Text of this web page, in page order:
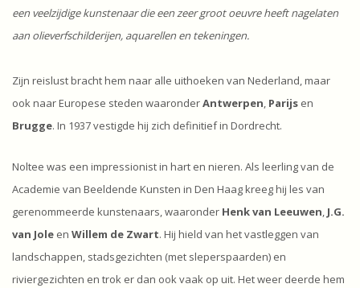
een veelzijdige kunstenaar die een zeer groot oeuvre heeft nagelaten
aan olieverfschilderijen, aquarellen en tekeningen.
Zijn reislust bracht hem naar alle uithoeken van Nederland, maar
ook naar Europese steden waaronderAntwerpen, Parijs en
Brugge. In 1937 vestigde hij zich definitief in Dordrecht.
Noltee was een impressionist in hart en nieren. Als leerling van de
Academie van Beeldende Kunsten in Den Haag kreeg hij les van
gerenommeerde kunstenaars, waaronder Henk van Leeuwen, J.G.
van Jole en Willem de Zwart. Hij hield van het vastleggen van
landschappen, stadsgezichten (met sleperspaarden) en
riviergezichten en trok er dan ook vaak op uit. Het weer deerde hem